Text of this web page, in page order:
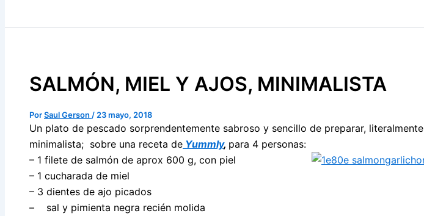
SALMÓN, MIEL Y AJOS, MINIMALISTA
PorSaul Gerson / 23 mayo, 2018
Un plato de pescado sorprendentemente sabroso y sencillo de preparar, literalmente
minimalista; sobre una receta de Yummly, para 4 personas:
– 1 filete de salmón de aprox 600 g, con piel
– 1 cucharada de miel
– 3 dientes de ajo picados
– sal y pimienta negra recién molida